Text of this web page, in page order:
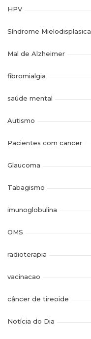
HPV
Síndrome Mielodisplasica
Mal de Alzheimer
fibromialgia
saúde mental
Autismo
Pacientes com cancer
Glaucoma
Tabagismo
imunoglobulina
OMS
radioterapia
vacinacao
câncer de tireoide
Notícia do Dia